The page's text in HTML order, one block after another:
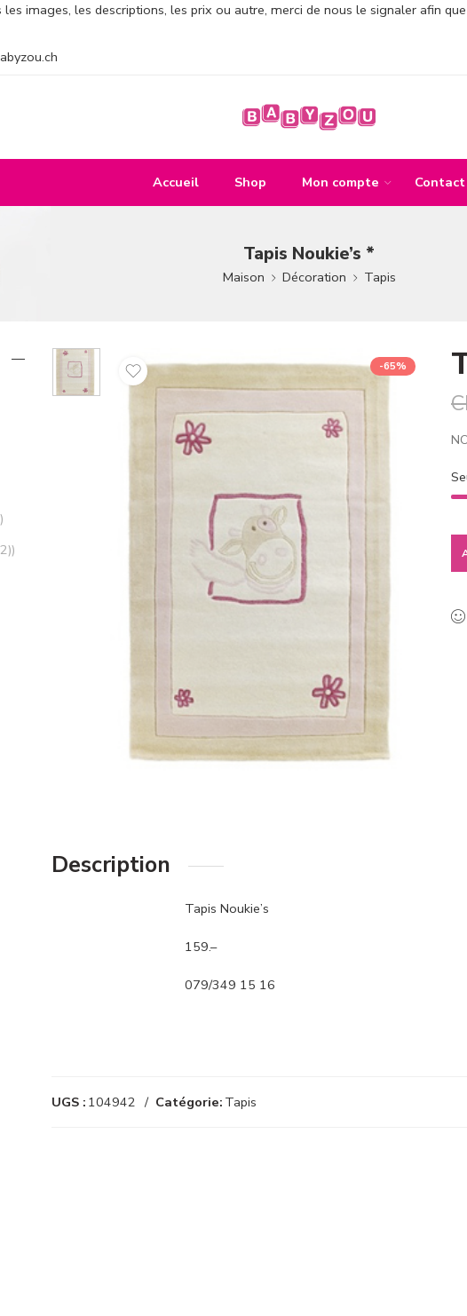
images, les descriptions, les prix ou autre, merci de nous le signaler afin
Accueil Shop Mon compte Contact
Tapis Noukie’s *
Maison Décoration Tapis
-65%
Description
Tapis Noukie’s
159.–
079/349 15 16
UGS : 104942 Catégorie: Tapis